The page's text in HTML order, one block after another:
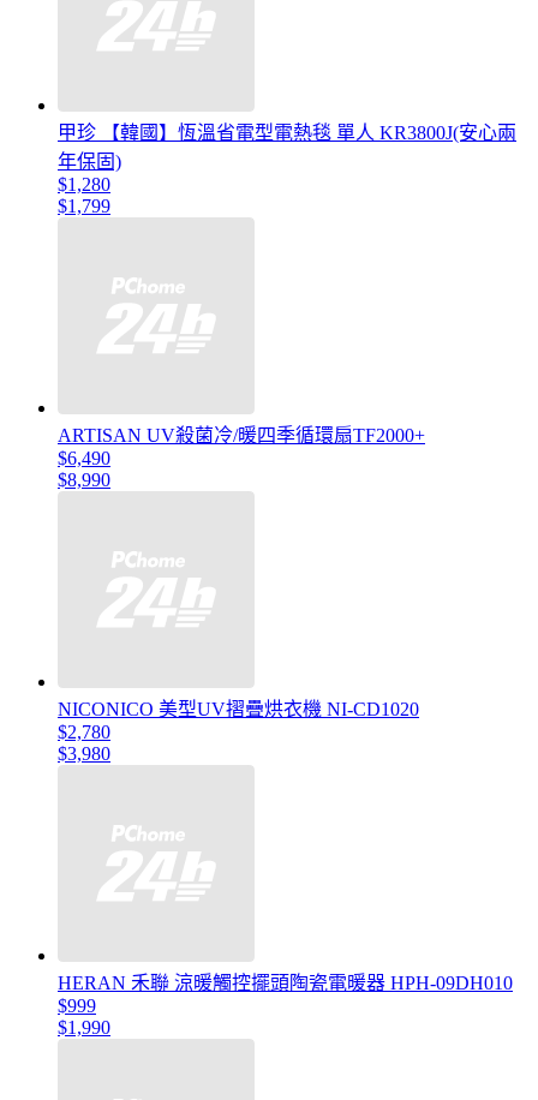
甲珍 【韓國】恆溫省電型電熱毯 單人 KR3800J(安心兩
年保固)
$1,280
$1,799
ARTISAN UV殺菌冷/暖四季循環扇TF2000+
$6,490
$8,990
NICONICO 美型UV摺疊烘衣機 NI-CD1020
$2,780
$3,980
HERAN 禾聯 涼暖觸控擺頭陶瓷電暖器 HPH-09DH010
$999
$1,990